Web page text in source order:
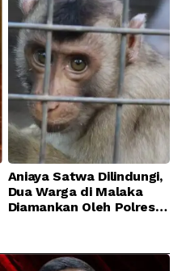
Aniaya Satwa Dilindungi,
Dua Warga di Malaka
Diamankan Oleh Polres